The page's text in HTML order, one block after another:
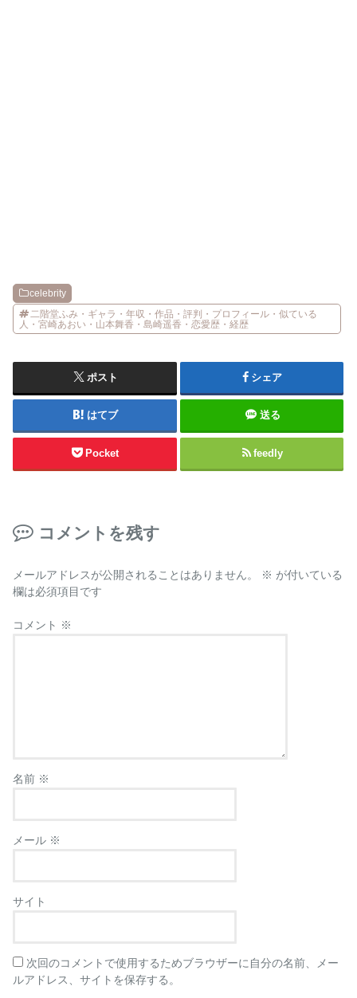
celebrity
二階堂ふみ・ギャラ・年収・作品・評判・プロフィール・似ている
人・宮崎あおい・山本舞香・島崎遥香・恋愛歴・経歴
ポスト シェア
はてブ 送る
Pocket feedly
コメントを残す
メールアドレスが公開されることはありません。 ※ が付いている
欄は必須項目です
コメント ※
名前 ※
メール ※
サイト
次回のコメントで使用するためブラウザーに自分の名前、メー
ルアドレス、サイトを保存する。